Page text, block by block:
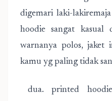
digemari laki-
hoodie sangat kasual
warnanya polos, jaket
kamu yg paling tidak
dua. printed